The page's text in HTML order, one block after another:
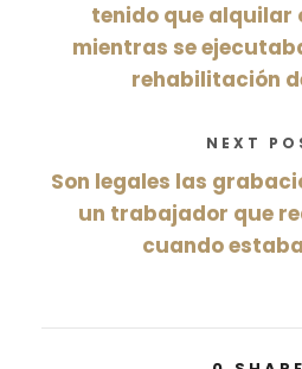
tenido que alquilar
mientras se
rehabilitación
NEXT
Son legales las
un trabajador que
cuando